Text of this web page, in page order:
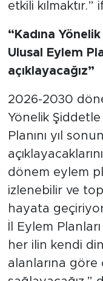
etkili kılmaktır.”
“Kadına
Ulusal Eylem
açıklayacağız”
2026-2030
Yönelik
Planını yıl
dönem eylem
izlenebilir ve
hayata
İl Eylem
her ilin kendi
alanlarına göre